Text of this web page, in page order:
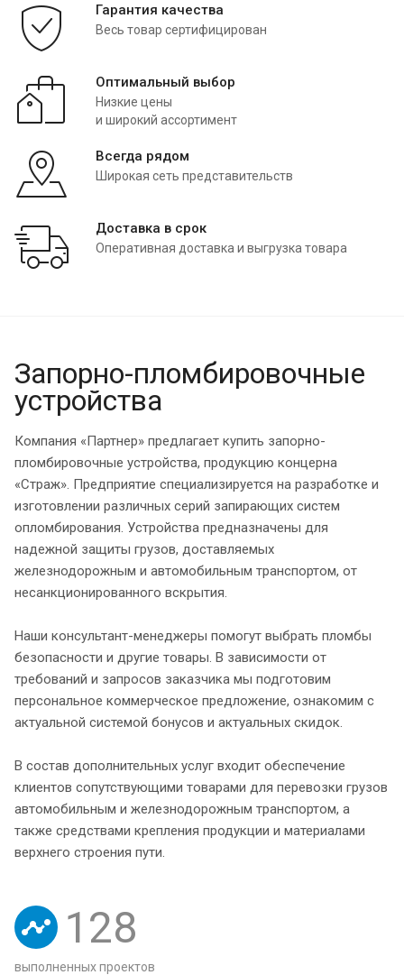
Гарантия качества
Весь товар сертифицирован
Оптимальный выбор
Низкие цены
и широкий ассортимент
Всегда рядом
Широкая сеть представительств
Доставка в срок
Оперативная доставка и выгрузка товара
Запорно-пломбировочные
устройства
Компания «Партнер» предлагает купить запорно-
пломбировочные устройства, продукцию концерна
«Страж». Предприятие специализируется на разработке и
изготовлении различных серий запирающих систем
опломбирования. Устройства предназначены для
надежной защиты грузов, доставляемых
железнодорожным и автомобильным транспортом, от
несанкционированного вскрытия.
Наши консультант-менеджеры помогут выбрать пломбы
безопасности и другие товары. В зависимости от
требований и запросов заказчика мы подготовим
персональное коммерческое предложение, ознакомим с
актуальной системой бонусов и актуальных скидок.
В состав дополнительных услуг входит обеспечение
клиентов сопутствующими товарами для перевозки грузов
автомобильным и железнодорожным транспортом, а
также средствами крепления продукции и материалами
верхнего строения пути.
128
выполненных проектов